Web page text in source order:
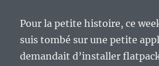
Pour la petite histoire, ce
suis tombé sur une petite
demandait d’installer